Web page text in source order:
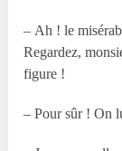
– Ah ! le
Regardez,
figure !
– Pour sûr ! On